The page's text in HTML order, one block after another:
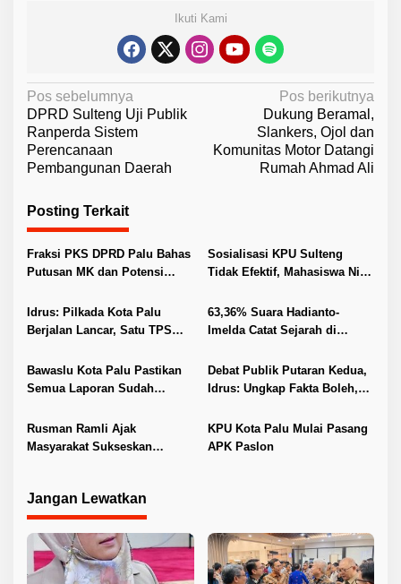
Ikuti Kami
N
a
v
i
g
a
s
i
p
o
Pos sebelumnya
DPRD Sulteng Uji Publik
Ranperda Sistem
Perencanaan
Pembangunan Daerah
Pos berikutnya
Dukung Beramal,
Slankers, Ojol dan
Komunitas Motor Datangi
Rumah Ahmad Ali
Posting Terkait
Fraksi PKS DPRD Palu Bahas
Putusan MK dan Potensi
dengan KPU
Sosialisasi KPU Sulteng
Tidak Efektif, Mahasiswa Nilai
Partisipasi
Idrus: Pilkada Kota Palu
Berjalan Lancar, Satu TPS
63,36% Suara Hadianto-
Imelda Catat Sejarah di
Bawaslu Kota Palu Pastikan
Semua Laporan Sudah
Debat Publik Putaran Kedua,
Idrus: Ungkap Fakta Boleh,
Rusman Ramli Ajak
Masyarakat Sukseskan
KPU Kota Palu Mulai Pasang
APK Paslon
Jangan Lewatkan